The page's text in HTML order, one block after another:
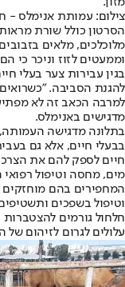
צילום: עמותת אנימלס -
הסרטון כולל שורת
מלוכלכים, מלאים
וממעטים לזוז וניכר כי
בגין עבירות צער בעלי
להגנת הסביבה.
למרבה הכאב זה לא
מדגישים באנימלס.
בתלונה מדגישה
בבעלי חיים, אלא גם
חיים לספק להם את
מים, מחסה וטיפול
המחפירים בהם מוחזקים
וטיפול בשפכים
חלחול גורמים להצטברות
עלולים לגרום לזיהום